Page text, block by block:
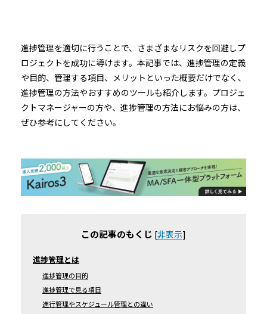
進捗管理を適切に行うことで、さまざまなリスクを回避しプ
ロジェクトを成功に導けます。本記事では、進捗管理の定義
や目的、管理する項目、メリットといった概要だけでなく、
進捗管理の方法やおすすめのツールも紹介します。プロジェ
クトマネージャーの方や、進捗管理の方法にお悩みの方は、
ぜひ参考にしてください。
この記事のもくじ [非表示]
進捗管理とは
進捗管理の目的
進捗管理で見る項目
進行管理やスケジュール管理との違い